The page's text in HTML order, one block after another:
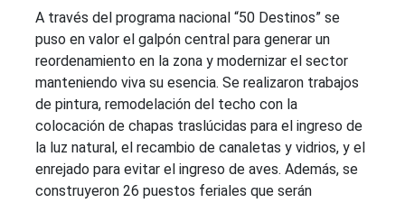
A través del programa nacional “50 Destinos” se
puso en valor el galpón central para generar un
reordenamiento en la zona y modernizar el sector
manteniendo viva su esencia. Se realizaron trabajos
de pintura, remodelación del techo con la
colocación de chapas traslúcidas para el ingreso de
la luz natural, el recambio de canaletas y vidrios, y el
enrejado para evitar el ingreso de aves. Además, se
construyeron 26 puestos feriales que serán